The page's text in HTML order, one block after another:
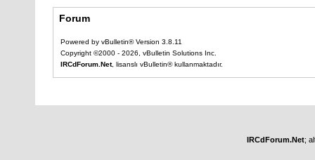
Forum
Powered by vBulletin® Version 3.8.11
Copyright ©2000 - 2026, vBulletin Solutions Inc.
IRCdForum.Net, lisanslı vBulletin® kullanmaktadır.
IRCdForum.Net;